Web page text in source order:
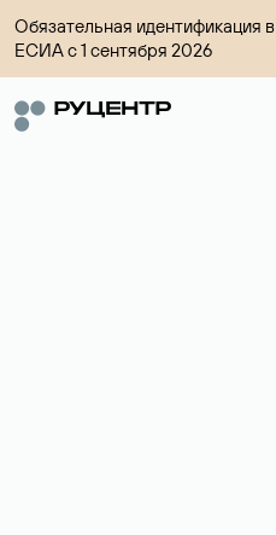
Обязательная идентификация в
ЕСИА с 1 сентября 2026